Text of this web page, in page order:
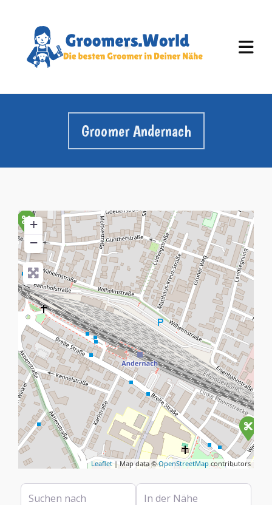
Groomer Andernach
+
−
Leaflet| Map data ©OpenStreetMapcontributors
Suchen nach In der Nähe